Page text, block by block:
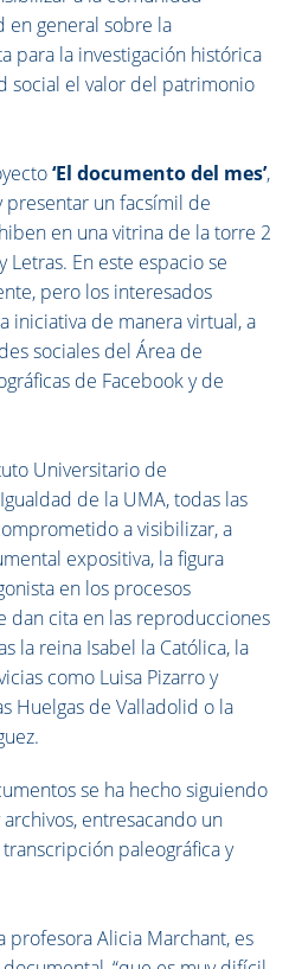
en general sobre la
para la investigación histórica
social el valor del patrimonio
‘El documento del mes’,
un facsímil de
en una vitrina de la torre 2
Letras. En este espacio se
pero los interesados
iniciativa de manera virtual, a
sociales del Área de
de Facebook y de
Universitario de
de la UMA, todas las
a visibilizar, a
expositiva, la figura
en los procesos
dan cita en las reproducciones
la reina Isabel la Católica, la
como Luisa Pizarro y
Huelgas de Valladolid o la
se ha hecho siguiendo
entresacando un
paleográfica y
profesora Alicia Marchant, es